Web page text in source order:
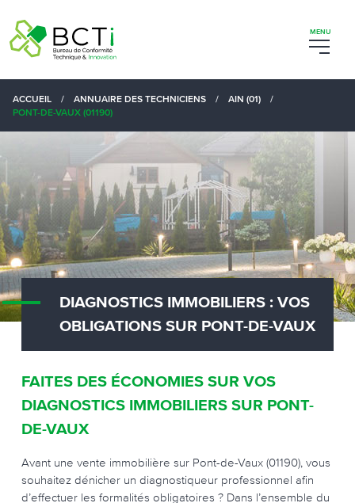
ACCUEIL / ANNUAIRE DES TECHNICIENS / AIN (01)
/
PONT-DE-VAUX (01190)
DIAGNOSTICS IMMOBILIERS : VOS
OBLIGATIONS SUR PONT-DE-VAUX
FAITES DES ÉCONOMIES SUR VOS
DIAGNOSTICS IMMOBILIERS SUR PONT-
DE-VAUX
Avant une vente immobilière sur Pont-de-Vaux (01190), vous
souhaitez dénicher un diagnostiqueur professionnel afin
d’effectuer les formalités obligatoires ? Dans l’ensemble du